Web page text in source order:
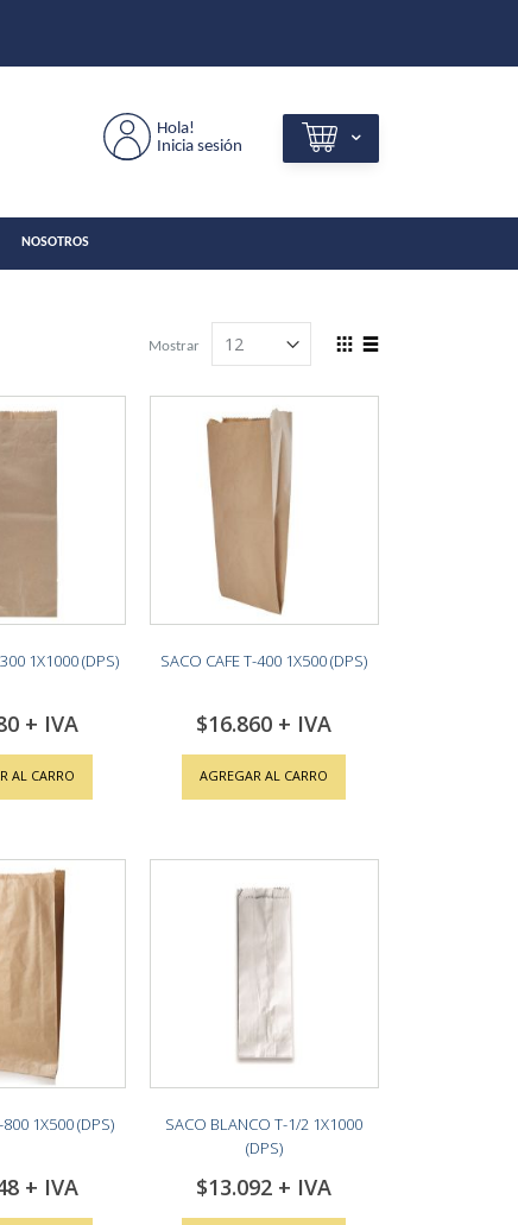
Hola!
Inicia sesión
NOSOTROS
View
Mostrar
1X1000 (DPS)
AL CARRO
SACO CAFE T-400 1X500 (DPS)
$16.860
AGREGAR AL CARRO
1X500 (DPS)
SACO BLANCO T-1/2 1X1000
(DPS)
$13.092